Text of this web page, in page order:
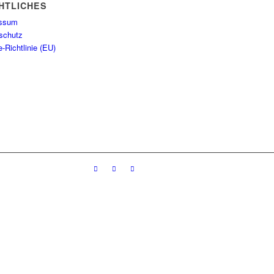
Richtlinie (EU)